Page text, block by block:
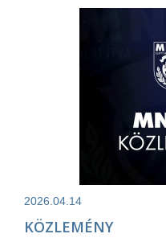
2026.04.14
KÖZLEMÉNY